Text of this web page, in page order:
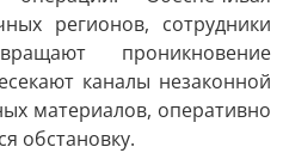
регионов, сотрудники
проникновение
каналы незаконной
материалов, оперативно
обстановку.